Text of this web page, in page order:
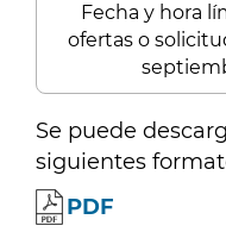
Fecha y hora
ofertas o
Se puede
siguientes
PDF